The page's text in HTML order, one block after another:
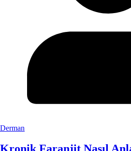
Derman